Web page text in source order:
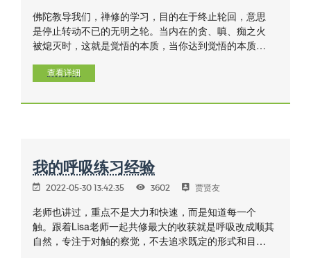
佛陀教导我们，禅修的学习，目的在于终止轮回，意思
是停止转动不已的无明之轮。当内在的贪、嗔、痴之火
被熄灭时，这就是觉悟的本质，当你达到觉悟的本质，
终点，是我们内在贪、嗔、痴的结束。平时会以喜悦来
实它超越快乐与痛苦两面，它是究竟的平静。
查看详细
我的呼吸练习经验
2022-05-30 13:42:35 3602 贾贤友
老师也讲过，重点不是大力和快速，而是知道每一个
触。跟着Lisa老师一起共修最大的收获就是呼吸改成顺其
自然，专注于对触的察觉，不去追求既定的形式和目